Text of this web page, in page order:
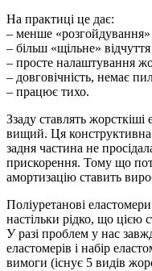
На практиці це дає:
– менше «розгойдування»
– більш «щільне» відчуття
– просте налаштування
– довговічність, немає
– працює тихо.
Ззаду ставлять жорсткіші
вищий. Ця конструктивна
задня частина не
прискорення. Тому що
амортизацію ставить
Поліуретанові
настільки рідко, що цією
У разі проблем у нас
еластомерів і набір
вимоги (існує 5 видів